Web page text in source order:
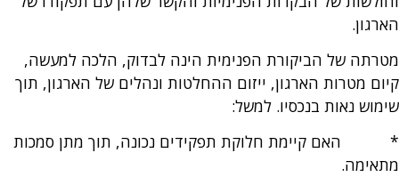
הארגון.
מטרתה של הביקורת הפנימית הינה לבדוק, הלכה למעשה,
קיום מטרות הארגון, ייזום ההחלטות ונהלים של הארגון, תוך
שימוש נאות בנכסיו. למשל:
* האם קיימת חלוקת תפקידים נכונה, תוך מתן סמכות
מתאימה.